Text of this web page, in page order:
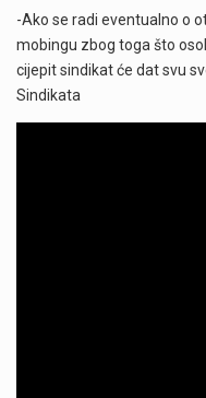
-Ako se radi eventualno o
mobingu zbog toga što
cijepit sindikat će dat svu
Sindikata